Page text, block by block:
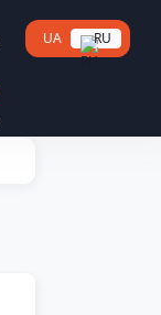
UA RU